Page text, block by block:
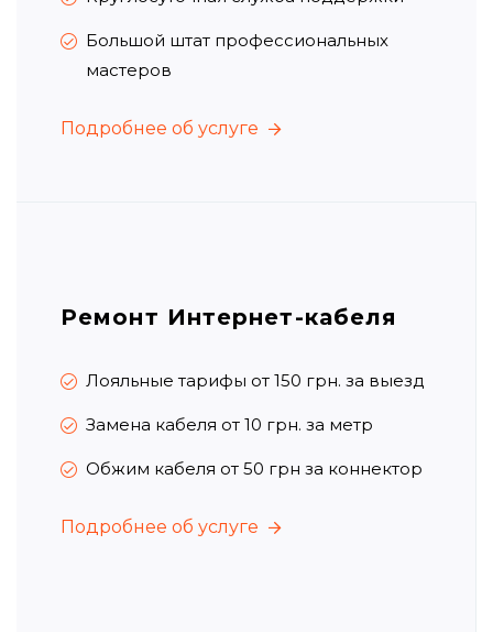
Большой штат профессиональных
мастеров
Подробнее об услуге
Ремонт Интернет-кабеля
Лояльные тарифы от 150 грн. за выезд
Замена кабеля от 10 грн. за метр
Обжим кабеля от 50 грн за коннектор
Подробнее об услуге